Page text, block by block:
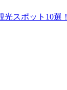
スポット10選！